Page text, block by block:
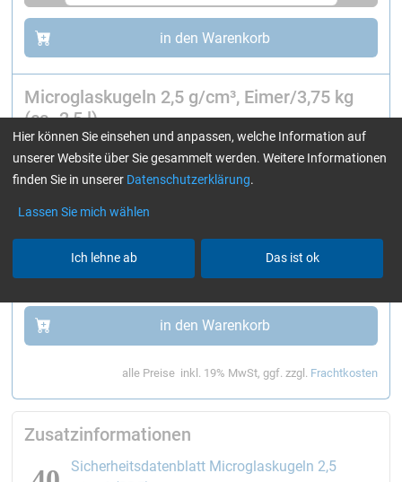
in den Warenkorb
Microglaskugeln 2,5 g/cm³, Eimer/3,75 kg
(ca. 2,5 l)
Art.-Nr. 2101233
Lieferzeit kurzfristig
Artikel auf die Wunschliste
in den Warenkorb
alle Preise inkl. 19% MwSt, ggf. zzgl. Frachtkosten
Zusatzinformationen
Sicherheitsdatenblatt Microglaskugeln 2,5
Hier können Sie einsehen und anpassen, welche Information auf
unserer Website über Sie gesammelt werden. Weitere Informationen
finden Sie in unserer Datenschutzerklärung.
Lassen Sie mich wählen
Ich lehne ab Das ist ok